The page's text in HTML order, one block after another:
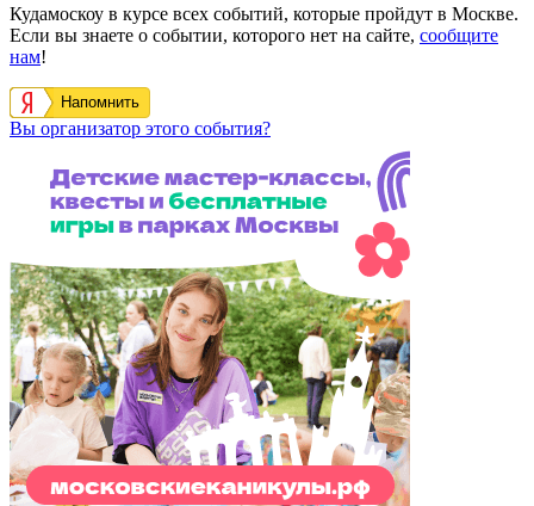
Кудамоскоу в курсе всех событий, которые пройдут в Москве.
Если вы знаете о событии, которого нет на сайте, сообщите
нам!
Напомнить
Вы организатор этого события?